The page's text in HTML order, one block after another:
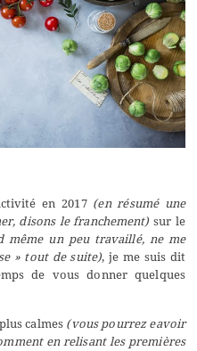
en 2017 (en résumé une
disons le franchement) sur le
même un peu travaillé, ne me
» tout de suite), je me suis dit
de vous donner quelques
calmes (vous pourrez eavoir
en relisant les premières